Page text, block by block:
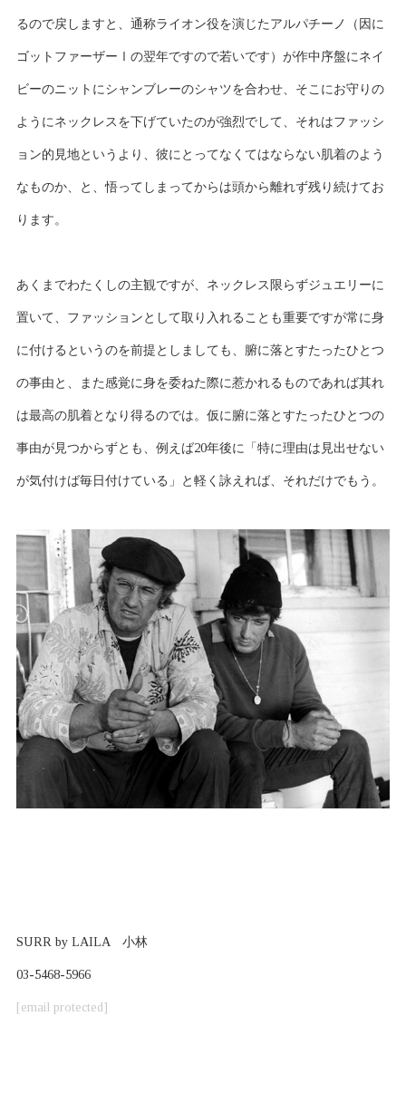
るので戻しますと、通称ライオン役を演じたアルパチーノ（因に
ゴットファーザーⅠの翌年ですので若いです）が作中序盤にネイ
ビーのニットにシャンブレーのシャツを合わせ、そこにお守りの
ようにネックレスを下げていたのが強烈でして、それはファッシ
ョン的見地というより、彼にとってなくてはならない肌着のよう
なものか、と、悟ってしまってからは頭から離れず残り続けてお
ります。
あくまでわたくしの主観ですが、ネックレス限らずジュエリーに
置いて、ファッションとして取り入れることも重要ですが常に身
に付けるというのを前提としましても、腑に落とすたったひとつ
の事由と、また感覚に身を委ねた際に惹かれるものであれば其れ
は最高の肌着となり得るのでは。仮に腑に落とすたったひとつの
事由が見つからずとも、例えば20年後に「特に理由は見出せない
が気付けば毎日付けている」と軽く詠えれば、それだけでもう。
SURR by LAILA 小林
03-5468-5966
[email protected]